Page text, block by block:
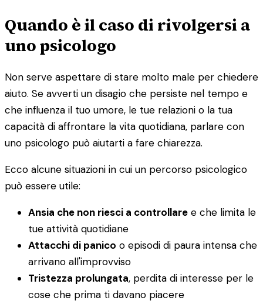
Quando è il caso di rivolgersi a
uno psicologo
Non serve aspettare di stare molto male per chiedere
aiuto. Se avverti un disagio che persiste nel tempo e
che influenza il tuo umore, le tue relazioni o la tua
capacità di affrontare la vita quotidiana, parlare con
uno psicologo può aiutarti a fare chiarezza.
Ecco alcune situazioni in cui un percorso psicologico
può essere utile:
Ansia che non riesci a controllare e che limita le
tue attività quotidiane
Attacchi di panico o episodi di paura intensa che
arrivano all'improvviso
Tristezza prolungata, perdita di interesse per le
cose che prima ti davano piacere